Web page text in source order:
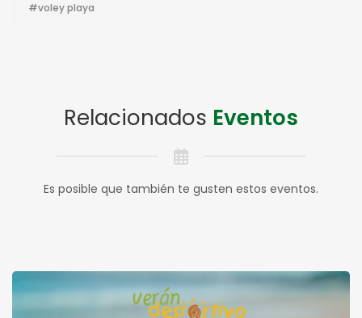
voley playa
Relacionados Eventos
Es posible que también te gusten estos eventos.